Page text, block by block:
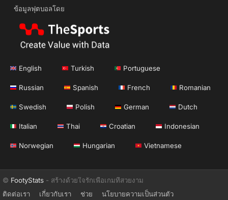
ข้อมูลฟุตบอลโดย
English Turkish Portuguese
Russian Spanish French Romanian
Swedish Polish German Dutch
Italian Thai Croatian Indonesian
Norwegian Hungarian Vietnamese
© FootyStats - สร้างด้วยใจรักเพื่อเกมที่สวยงาม
ติดต่อเรา
เกี่ยวกับเรา ช่วย นโยบายความเป็นส่วนตัว